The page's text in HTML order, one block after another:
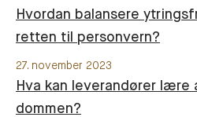
Hvordan balansere
retten til personvern?
27. november 2023
Hva kan leverandører lære
dommen?